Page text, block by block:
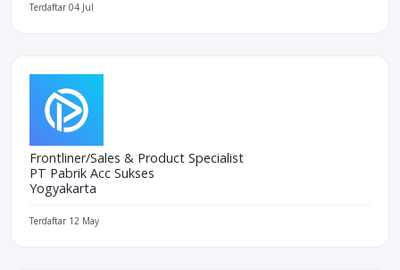
Terdaftar 04 Jul
Frontliner/Sales & Product Specialist
PT Pabrik Acc Sukses
Yogyakarta
Terdaftar 12 May